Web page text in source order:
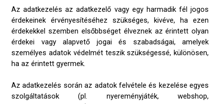
Az adatkezelés az adatkezelő vagy egy harmadik fél jogos
érdekeinek érvényesítéséhez szükséges, kivéve, ha ezen
érdekekkel szemben elsőbbséget élveznek az érintett olyan
érdekei vagy alapvető jogai és szabadságai, amelyek
személyes adatok védelmét teszik szükségessé, különösen,
ha az érintett gyermek.
Az adatkezelés során az adatok felvétele és kezelése egyes
szolgáltatások (pl. nyereményjáték, webshop,